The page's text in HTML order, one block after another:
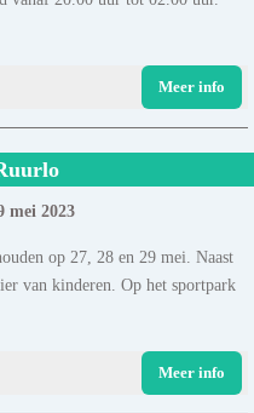
Meer info
mei 2023
op 27, 28 en 29 mei. Naast
van kinderen. Op het sportpark
Meer info